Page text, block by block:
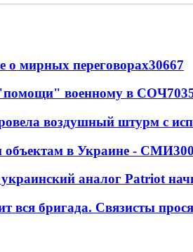
о мирных переговорах30667
военному в СОЧ
воздушный штурм с
объектам в Украине - СМИ
аналог Patriot
вся бригада. Связисты